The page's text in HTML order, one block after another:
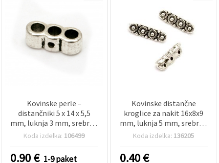
strinjate z
uporabo
preference z
določene
vrste
in klikom
na gumb
»Shrani«.
Kovinske perle –
distančniki 5 x 14 x 5,5
mm, luknja 3 mm, srebrne
barve – 20 kosov
Koda izdelka: 106499
0.90€ 1-9 paket
Kovinske distančne
kroglice za nakit 16x8x9
mm, luknja 5 mm, srebrna
barva – 10 kosov
Koda izdelka: 136205
0.40€